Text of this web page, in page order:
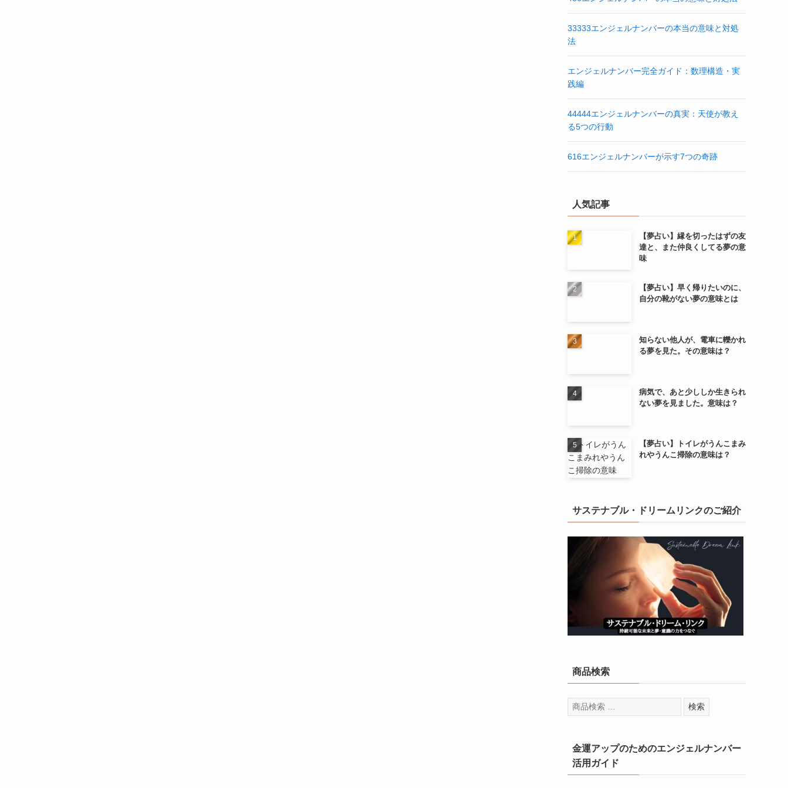
33333エンジェルナンバーの本当の意味と対処
法
エンジェルナンバー完全ガイド：数理構造・実
践編
44444エンジェルナンバーの真実：天使が教え
る5つの行動
616エンジェルナンバーが示す7つの奇跡
人気記事
【夢占い】縁を切ったはずの友
達と、また仲良くしてる夢の意
味
【夢占い】早く帰りたいのに、
自分の靴がない夢の意味とは
知らない他人が、電車に轢かれ
る夢を見た。その意味は？
病気で、あと少ししか生きられ
ない夢を見ました。意味は？
【夢占い】トイレがうんこまみ
れやうんこ掃除の意味は？
サステナブル・ドリームリンクのご紹介
商品検索
検
索
象:
検索
金運アップのためのエンジェルナンバー
活用ガイド